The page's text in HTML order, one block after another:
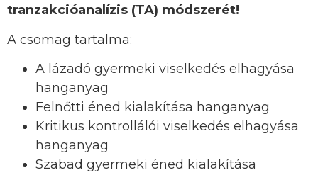
tranzakcióanalízis (TA) módszerét!
A csomag tartalma:
A lázadó gyermeki viselkedés elhagyása
hanganyag
Felnőtti éned kialakítása hanganyag
Kritikus kontrollálói viselkedés elhagyása
hanganyag
Szabad gyermeki éned kialakítása